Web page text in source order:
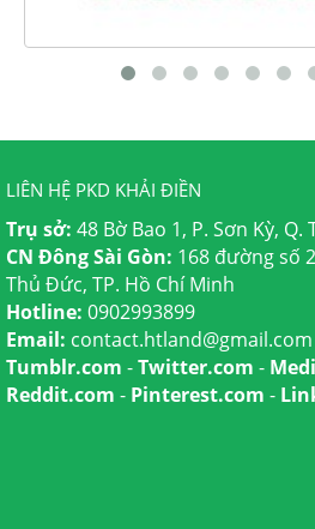
LIÊN HỆ PKD KHẢI ĐIỀN
Trụ sở: 48 Bờ Bao 1, P. Sơn Kỳ, Q.
CN Đông Sài Gòn: 168 đường số
Thủ Đức, TP. Hồ Chí Minh
Hotline: 0902993899
Email: contact.htland@gmail.com
Tumblr.com -Twitter.com -
Reddit.com - Pinterest.com -